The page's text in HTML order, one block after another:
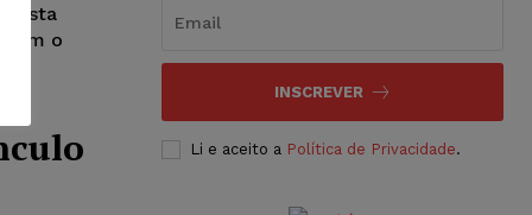
justa
com o
INSCREVER
Li e aceito a Política de Privacidade.